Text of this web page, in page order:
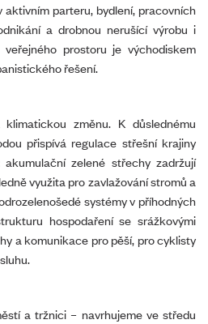
parteru, bydlení, pracovních
a drobnou nerušící výrobu i
prostoru je východiskem
řešení.
změnu. K důslednému
přispívá regulace střešní krajiny
zelené střechy zadržují
využita pro zavlažování stromů a
systémy v příhodných
hospodaření se srážkovými
a komunikace pro pěší, pro cyklisty
a tržnici – navrhujeme ve středu